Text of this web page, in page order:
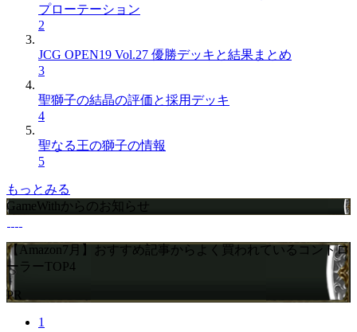
プローテーション
2
JCG OPEN19 Vol.27 優勝デッキと結果まとめ
3
聖獅子の結晶の評価と採用デッキ
4
聖なる王の獅子の情報
5
もっとみる
GameWithからのお知らせ
【Amazon7月】おすすめ記事からよく買われているコントロ
ーラーTOP4
PR
1